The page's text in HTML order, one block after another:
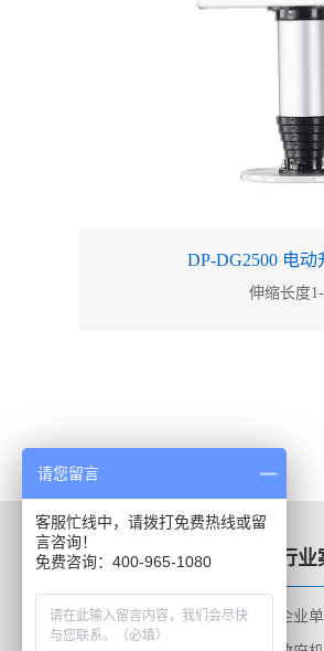
DP-DG2500 电动
伸缩长度
服务支持
售后服务
行
企业
请您留言
客服忙线中，请拨打免费热线或留
言咨询！
免费咨询：400-965-1080